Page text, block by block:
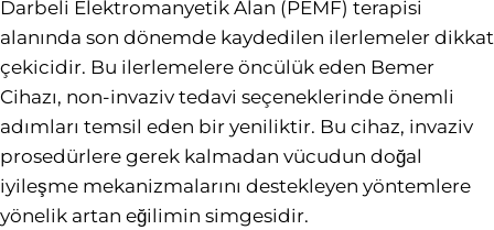
Darbeli Elektromanyetik Alan (PEMF) terapisi
alanında son dönemde kaydedilen ilerlemeler dikkat
çekicidir. Bu ilerlemelere öncülük eden Bemer
Cihazı, non-invaziv tedavi seçeneklerinde önemli
adımları temsil eden bir yeniliktir. Bu cihaz, invaziv
prosedürlere gerek kalmadan vücudun doğal
iyileşme mekanizmalarını destekleyen yöntemlere
yönelik artan eğilimin simgesidir.